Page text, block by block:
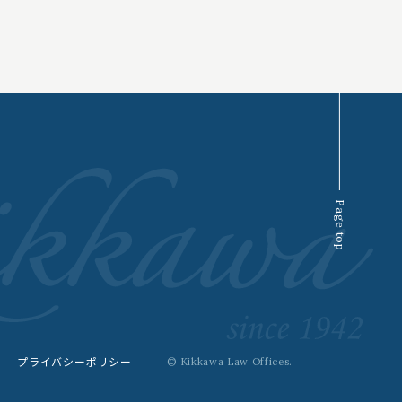
Page top
プライバシーポリシー © Kikkawa Law Offices.